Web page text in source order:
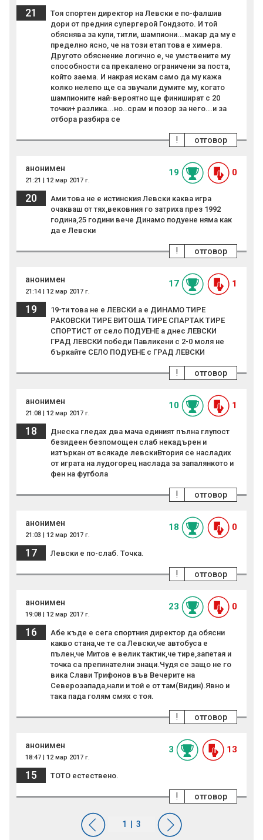
21
Тоя спортен директор на Левски е по-фалшив
дори от предния супергерой Гондзото. И той
обяснява за купи, титли, шампиони...макар да му е
пределно ясно, че на този етап това е химера.
Другото обяснение логично е, че умствените му
способности са прекалено ограничени за поста,
който заема. И накрая искам само да му кажа
колко нелепо ще са звучали думите му, когато
шампионите най-вероятно ще финишират с 20
точки+ разлика...но..срам и позор за него...и за
отбора разбира се
отговор
!
анонимен
21:21 | 12 мар 2017 г.
19 0
20
Ами това не е истинския Левски каква игра
очакваш от тях,вековния го затриха през 1992
година,25 години вече Динамо подуене няма как
да е Левски
отговор
!
анонимен
21:14 | 12 мар 2017 г.
17 1
19
19-ти това не е ЛЕВСКИ а е ДИНАМО ТИРЕ
РАКОВСКИ ТИРЕ ВИТОША ТИРЕ СПАРТАК ТИРЕ
СПОРТИСТ от село ПОДУЕНЕ а днес ЛЕВСКИ
ГРАД ЛЕВСКИ победи Павликени с 2-0 моля не
бъркайте СЕЛО ПОДУЕНЕ с ГРАД ЛЕВСКИ
отговор
!
анонимен
21:08 | 12 мар 2017 г.
10 1
18
Днеска гледах два мача единият пълна глупост
безидеен безпомощен слаб некадърен и
изтъркан от всякаде левскиВтория се насладих
от играта на лудогорец наслада за запалянкото и
фен на футбола
отговор
!
анонимен
21:03 | 12 мар 2017 г.
18 0
17 Левски е по-слаб. Точка.
отговор
!
анонимен
19:08 | 12 мар 2017 г.
23 0
16
Абе къде е сега спортния директор да обясни
какво стана,че те са Левски,че автобуса е
пълен,че Митов е велик тактик,че тире,запетая и
точка са препинателни знаци.Чудя се защо не го
вика Слави Трифонов във Вечерите на
Северозапада,нали и той е от там(Видин).Явно и
така пада голям смях с тоя.
отговор
!
анонимен
18:47 | 12 мар 2017 г.
3 13
15 TOTO естествено.
отговор
!